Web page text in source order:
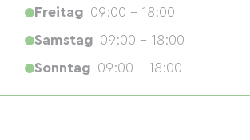
Freitag 09:00 - 18:00
Samstag 09:00 - 18:00
Sonntag 09:00 - 18:00